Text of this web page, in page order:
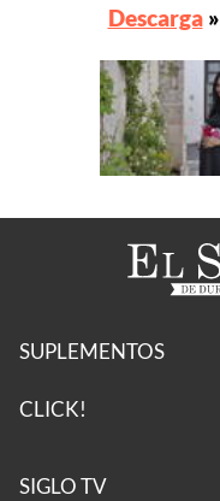
Descarga»
SUPLEMENTOS
CLICK!
SIGLO TV